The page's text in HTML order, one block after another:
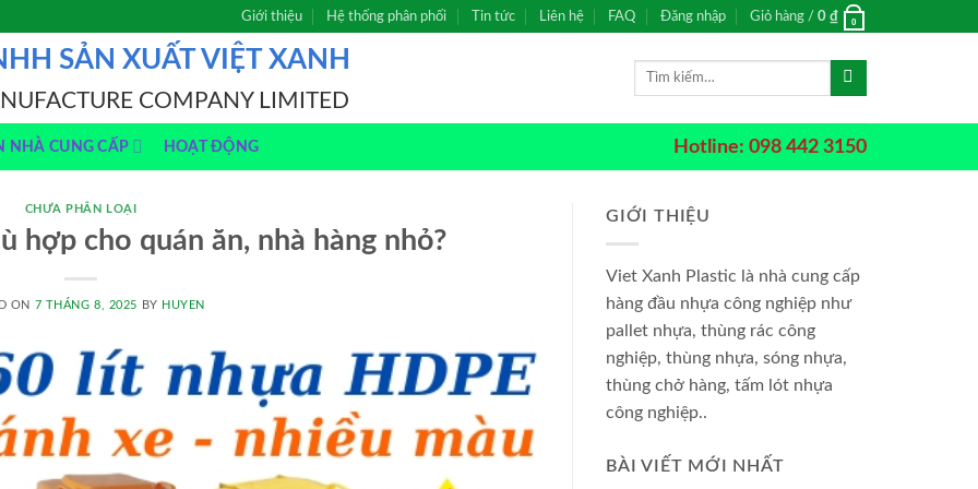
Giới thiệu Hệ thống phân phối Tin tức Liên hệ FAQ Đăng nhập Giỏ hàng / 0 ₫ 0
SẢN XUẤT VIỆT XANH
COMPANY LIMITED
Tìm
NHÀ CUNG CẤP HOẠT ĐỘNG Hotline: 098 442 3150
CHƯA PHÂN LOẠI
hợp cho quán ăn, nhà hàng nhỏ?
ON 7 THÁNG 8, 2025 BY HUYEN
GIỚI THIỆU
Viet Xanh Plastic là nhà cung cấp
hàng đầu nhựa công nghiệp như
pallet nhựa, thùng rác công
nghiệp, thùng nhựa, sóng nhựa,
thùng chở hàng, tấm lót nhựa
công nghiệp..
BÀI VIẾT MỚI NHẤT